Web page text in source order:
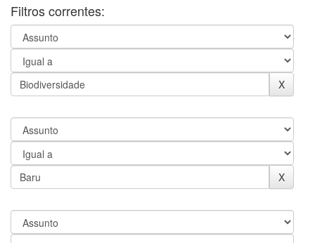
Filtros correntes: